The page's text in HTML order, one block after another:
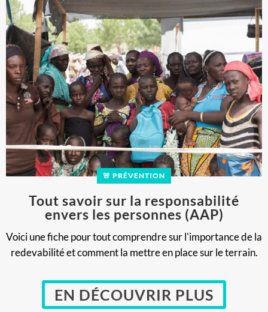
🚨 PRÉVENTION
Tout savoir sur la responsabilité
envers les personnes (AAP)
Voici une fiche pour tout comprendre sur l'importance de la
redevabilité et comment la mettre en place sur le terrain.
EN DÉCOUVRIR PLUS